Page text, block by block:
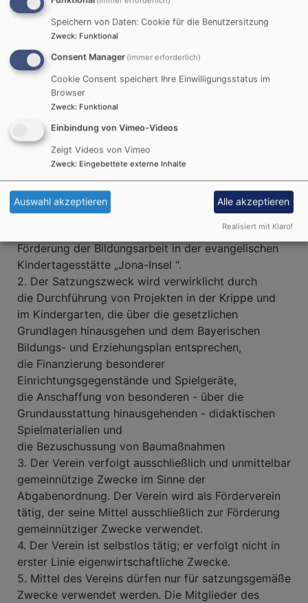
Lincolnstr. 1, 89231 Neu-Ulm
Telefon: 0172-9096015
Bankverbindung :
IBAN: DE57 7305 0000 0441 7184 75
BIC: BYLADEM1NUL
Vereinsregister: VR 200948
Registergericht Memmingen
Steuernummer: DE 151 / 108 / 32491
Auszug aus unserer Satzung
§ 2 Zweck
1. Zweck des Vereins ist die ideelle und materielle
Förderung der Bildungsarbeit in der evangelischen
Kindertagesstätte „Jona-Insel “.
2. Der Satzungszweck wird verwirklicht durch
die Durchführung von Projekten in der Krippe und
im Kindergarten, die über die gesetzlichen
Grundlagen hinausgehen und dem Bayerischen
Bildungs- und Erziehungsplan entsprechen,
die Finanzierung besonderer
Einrichtungsgegenstände und Spielgeräte,
die Anschaffung von besonderen - über die
Grundausstattung hinausgehenden - didaktischen
Spielmaterialien und
die Bezuschussung von Baumaßnahmen
3. Der Verein verfolgt ausschließlich und unmittelbar
gemeinnützige Zwecke im Sinne der
Abgabenordnung. Der Verein wird als Förderverein
tätig, der seine Mittel ausschließlich zur Förderung
gemeinnütziger Zwecke verwendet.
4. Der Verein ist selbstlos tätig; er verfolgt nicht in
erster Linie eigenwirtschaftliche Zwecke.
5. Mittel des Vereins dürfen nur für satzungsgemäße
Zwecke verwendet werden. Die Mitglieder des
Speichern von Daten: Cookie für die Benutzersitzung
Zweck: Funktional
Consent Manager (immer erforderlich)
Cookie Consent speichert Ihre Einwilligungsstatus im
Browser
Zweck: Funktional
Einbindung von Vimeo-Videos
Zeigt Videos von Vimeo
Zweck: Eingebettete externe Inhalte
Auswahl akzeptieren Alle akzeptieren
Realisiert mit Klaro!